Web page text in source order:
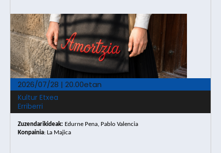
2026/07/28 | 20.00etan
Kultur Etxea
Erriberri
Zuzendarikideak: Edurne Pena, Pablo Valencia
Konpainia: La Majica